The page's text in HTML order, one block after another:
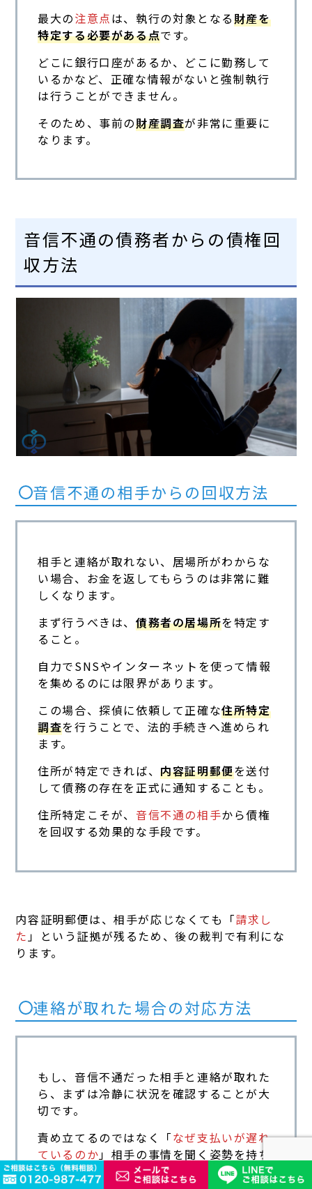
最大の注意点は、執行の対象となる財産を
特定する必要がある点です。
どこに銀行口座があるか、どこに勤務して
いるかなど、正確な情報がないと強制執行
は行うことができません。
そのため、事前の財産調査が非常に重要に
なります。
音信不通の債務者からの債権回
収方法
音信不通の相手からの回収方法
相手と連絡が取れない、居場所がわからな
い場合、お金を返してもらうのは非常に難
しくなります。
まず行うべきは、 債務者の居場所を特定す
ること。
自力でSNSやインターネットを使って情報
を集めるのには限界があります。
この場合、探偵に依頼して正確な住所特定
調査を行うことで、法的手続きへ進められ
ます。
住所が特定できれば、内容証明郵便を送付
して債務の存在を正式に通知することも。
住所特定こそが、 音信不通の相手から債権
を回収する効果的な手段です。
内容証明郵便は、相手が応じなくても「請求し
た」という証拠が残るため、後の裁判で有利にな
ります。
連絡が取れた場合の対応方法
もし、音信不通だった相手と連絡が取れた
ら、まずは冷静に状況を確認することが大
切です。
責め立てるのではなく「なぜ支払いが遅れ
ているのか 」相手の事情を聞く姿勢を持ち
ましょう。